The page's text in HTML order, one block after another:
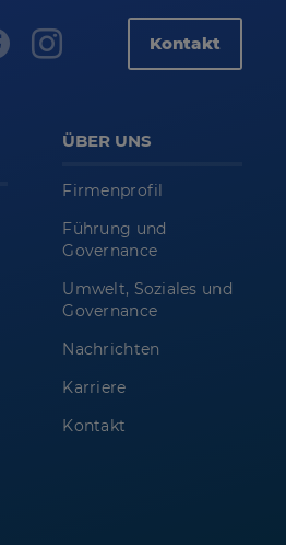
Kontakt
ÜBER UNS
Firmenprofil
Führung und
Governance
Umwelt, Soziales und
Governance
Nachrichten
Karriere
Kontakt